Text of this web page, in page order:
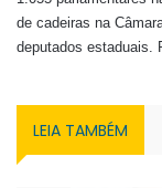
de cadeiras na
deputados estaduais.
LEIA TAMBÉM